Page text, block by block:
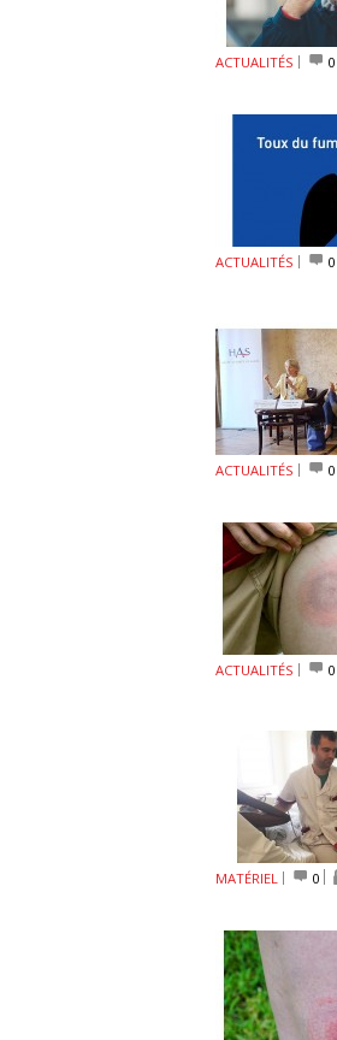
ACTUALITÉS 0
ACTUALITÉS 0
ACTUALITÉS 0
ACTUALITÉS 0
MATÉRIEL 0